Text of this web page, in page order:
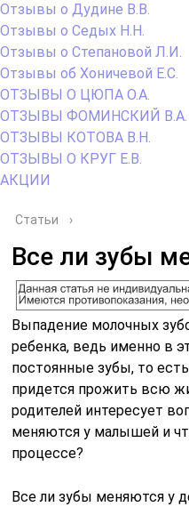
Отзывы о Дудине В.В.
Отзывы о Седых Н.Н.
Отзывы о Степановой Л.И.
Отзывы об Хоничевой Е.С.
ОТЗЫВЫ О ЦЮПА О.А.
ОТЗЫВЫ ФОМИНСКИЙ В.А.
ОТЗЫВЫ КОТОВА В.Н.
ОТЗЫВЫ О КРУГ Е.В.
АКЦИИ
Статьи ›
Все ли зубы
Выпадение молочных
ребенка, ведь именно в
постоянные зубы, то
придется прожить всю
родителей интересует
меняются у малышей и
процессе?
Все ли зубы меняются у